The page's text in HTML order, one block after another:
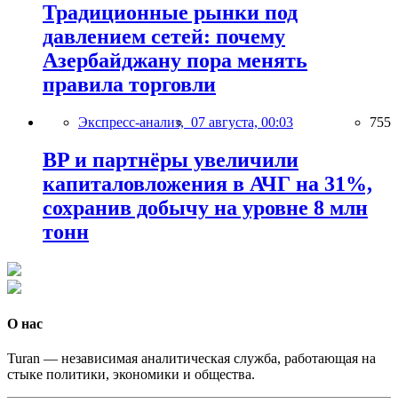
Традиционные рынки под
давлением сетей: почему
Азербайджану пора менять
правила торговли
Экспресс-анализ, 07 августа, 00:03 755
BP и партнёры увеличили
капиталовложения в АЧГ на 31%,
сохранив добычу на уровне 8 млн
тонн
О нас
Turan — независимая аналитическая служба, работающая на
стыке политики, экономики и общества.